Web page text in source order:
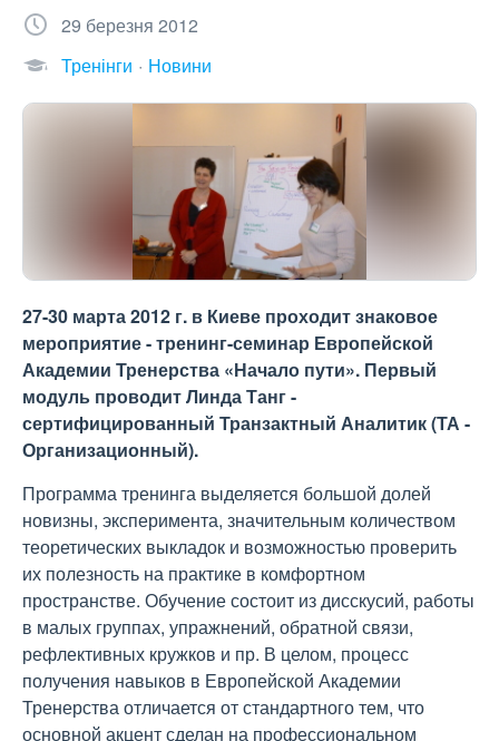
29 березня 2012
Тренінги
Новини
27-30 марта 2012 г. в Киеве проходит знаковое
мероприятие - тренинг-семинар Европейской
Академии Тренерства «Начало пути». Первый
модуль проводит Линда Танг -
сертифицированный Транзактный Аналитик (ТА -
Организационный).
Программа тренинга выделяется большой долей
новизны, эксперимента, значительным количеством
теоретических выкладок и возможностью проверить
их полезность на практике в комфортном
пространстве. Обучение состоит из дисскусий, работы
в малых группах, упражнений, обратной связи,
рефлективных кружков и пр. В целом, процесс
получения навыков в Европейской Академии
Тренерства отличается от стандартного тем, что
основной акцент сделан на профессиональном